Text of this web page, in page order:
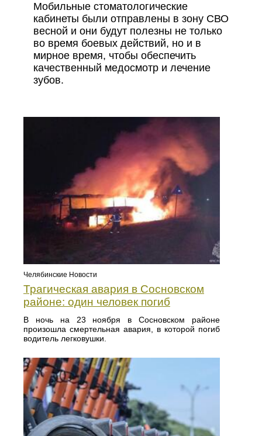
Мобильные стоматологические
кабинеты были отправлены в зону СВО
весной и они будут полезны не только
во время боевых действий, но и в
мирное время, чтобы обеспечить
качественный медосмотр и лечение
зубов.
Челябинские Новости
Трагическая авария в Сосновском
районе: один человек погиб
В ночь на 23 ноября в Сосновском районе
произошла смертельная авария, в которой погиб
водитель легковушки.